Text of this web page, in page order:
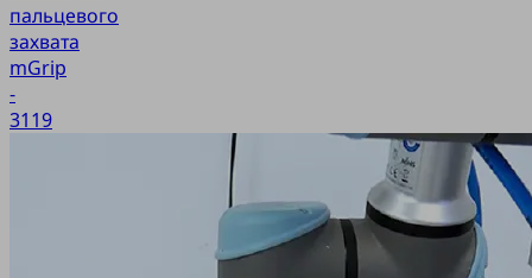
пальцевого
захвата
mGrip
-
3119